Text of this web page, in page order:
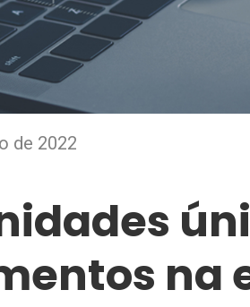
de 2022
na